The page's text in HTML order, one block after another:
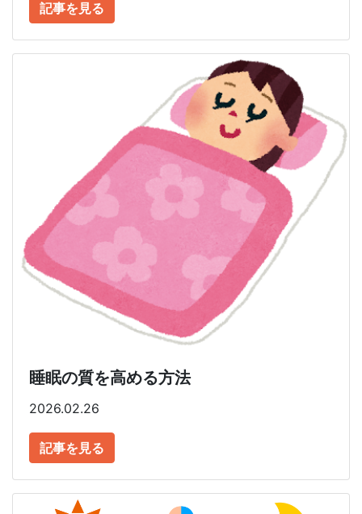
記事を見る
睡眠の質を高める方法
2026.02.26
記事を見る